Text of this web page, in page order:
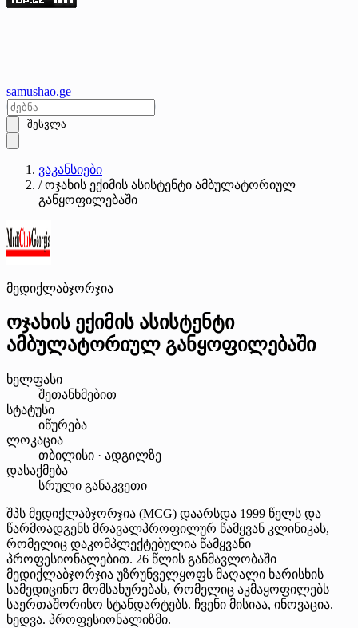
samushao.ge
შესვლა
ვაკანსიები
/ ოჯახის ექიმის ასისტენტი ამბულატორიულ
განყოფილებაში
მედიქლაბჯორჯია
ოჯახის ექიმის ასისტენტი
ამბულატორიულ განყოფილებაში
ხელფასი
შეთანხმებით
სტატუსი
იწურება
ლოკაცია
თბილისი · ადგილზე
დასაქმება
სრული განაკვეთი
შპს მედიქლაბჯორჯია (MCG) დაარსდა 1999 წელს და
წარმოადგენს მრავალპროფილურ წამყვან კლინიკას,
რომელიც დაკომპლექტებულია წამყვანი
პროფესიონალებით. 26 წლის განმავლობაში
მედიქლაბჯორჯია უზრუნველყოფს მაღალი ხარისხის
სამედიცინო მომსახურებას, რომელიც აკმაყოფილებს
საერთაშორისო სტანდარტებს. ჩვენი მისიაა, ინოვაცია.
ხედვა. პროფესიონალიზმი.